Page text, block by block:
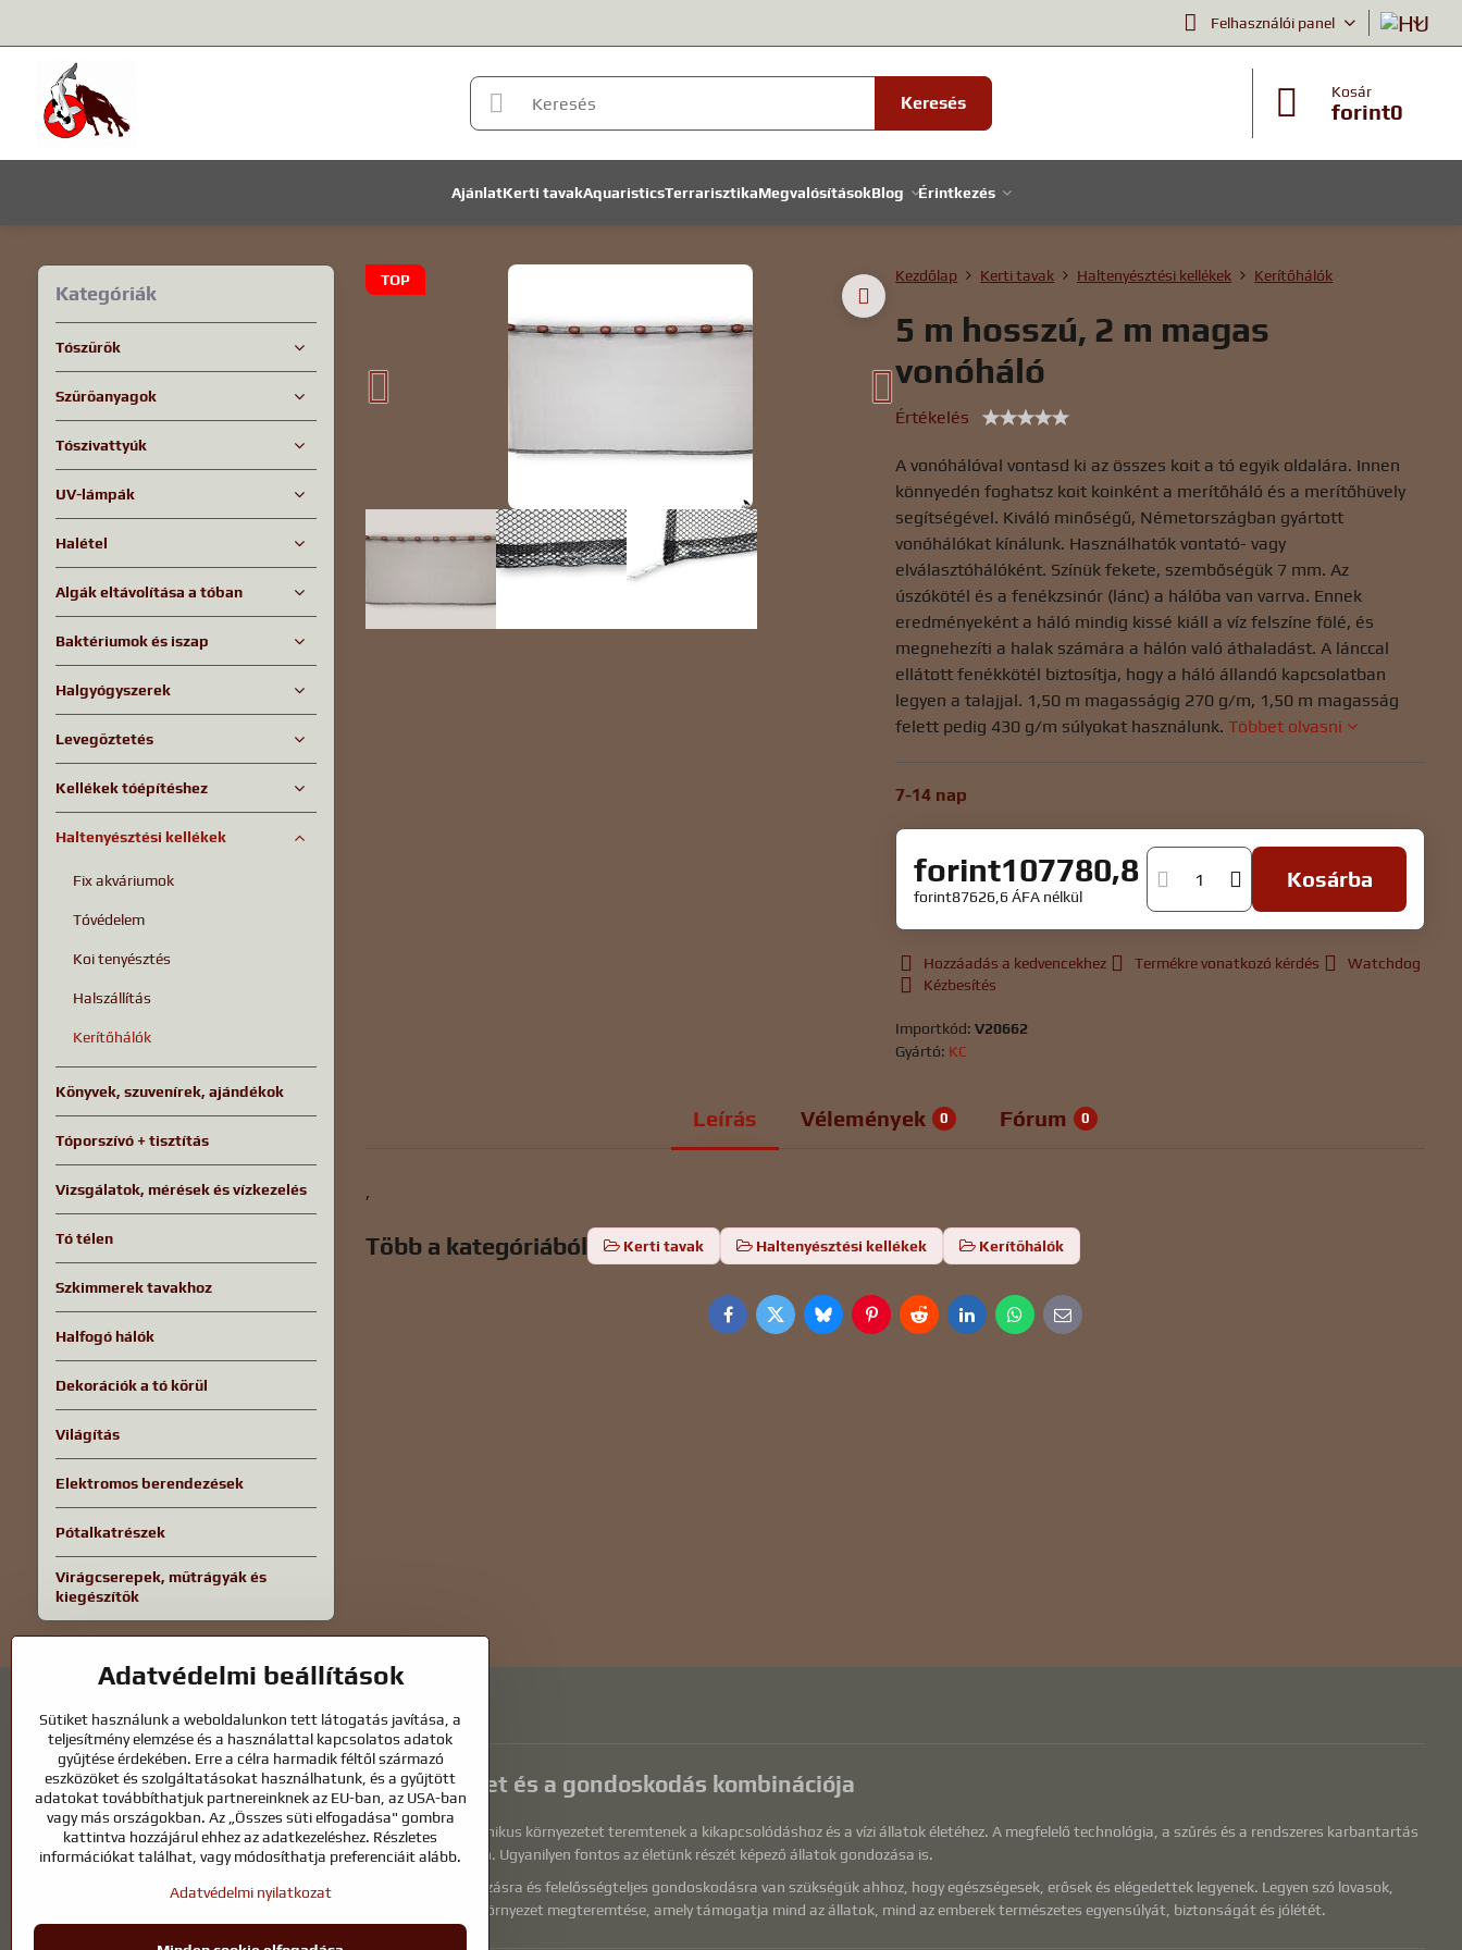
Felhasználói panel
Keresés
Kosár
forint0
AjánlatKerti tavakAquaristicsTerrarisztikaMegvalósításokBlog Érintkezés
TOP Kezdőlap Kerti tavak Haltenyésztési kellékek Kerítőhálók
5 m hosszú, 2 m magas
vonóháló
Értékelés
A vonóhálóval vontasd ki az összes koit a tó egyik oldalára. Innen
könnyedén foghatsz koit koinként a merítőháló és a merítőhüvely
segítségével. Kiváló minőségű, Németországban gyártott
vonóhálókat kínálunk. Használhatók vontató- vagy
elválasztóhálóként. Színük fekete, szembőségük 7 mm. Az
úszókötél és a fenékzsinór (lánc) a hálóba van varrva. Ennek
eredményeként a háló mindig kissé kiáll a víz felszíne fölé, és
megnehezíti a halak számára a hálón való áthaladást. A lánccal
ellátott fenékkötél biztosítja, hogy a háló állandó kapcsolatban
legyen a talajjal. 1,50 m magasságig 270 g/m, 1,50 m magasság
felett pedig 430 g/m súlyokat használunk.Többet olvasni
7-14 nap
forint107780,8
forint87626,6ÁFA nélkül
Kosárba
Hozzáadás a kedvencekhez Termékre vonatkozó kérdés
Watchdog
Kézbesítés
Importkód:V20662
Gyártó: KC
Leírás Vélemények 0 Fórum 0
,
Több a kategóriából Kerti tavak Haltenyésztési kellékek Kerítőhálók
FacebookTwitterBlueskyPinterestRedditLinkedInWhatsApp
E-
mail
Kategóriák
Tószűrők
Szűrőanyagok
Tószivattyúk
UV-lámpák
Halétel
Algák eltávolítása a tóban
Baktériumok és iszap
Halgyógyszerek
Levegőztetés
Kellékek tóépítéshez
Haltenyésztési kellékek
Fix akváriumok
Tóvédelem
Koi tenyésztés
Halszállítás
Kerítőhálók
Könyvek, szuvenírek, ajándékok
Tóporszívó + tisztítás
Vizsgálatok, mérések és vízkezelés
Tó télen
Szkimmerek tavakhoz
Halfogó hálók
Dekorációk a tó körül
Világítás
Elektromos berendezések
Pótalkatrészek
Virágcserepek, műtrágyák és
kiegészítők
Kerti tavak és lófelszerelések – a természet és a gondoskodás kombinációja
A kerti tavak gyönyörű kiegészítői bármilyen külső térnek, és harmonikus környezetet teremtenek a kikapcsolódáshoz és a vízi állatok életéhez. A megfelelő technológia, a szűrés és a rendszeres karbantartás
kulcsfontosságú a tiszta vízhez és az egészséges tóhoz egész évben. Ugyanilyen fontos az életünk részét képező állatok gondozása is.
A lovaknak kiváló minőségű lovaglófelszerelésre, megfelelő táplálkozásra és felelősségteljes gondoskodásra van szükségük ahhoz, hogy egészségesek, erősek és elégedettek legyenek. Legyen szó lovasok,
tenyésztők vagy természetkedvelők felszereléséről, a cél egy olyan környezet megteremtése, amely támogatja mind az állatok, mind az emberek természetes egyensúlyát, biztonságát és jólétét.
Adatvédelmi beállítások
Sütiket használunk a weboldalunkon tett látogatás javítása, a
teljesítmény elemzése és a használattal kapcsolatos adatok
gyűjtése érdekében. Erre a célra harmadik féltől származó
eszközöket és szolgáltatásokat használhatunk, és a gyűjtött
adatokat továbbíthatjuk partnereinknek az EU-ban, az USA-ban
vagy más országokban. Az „Összes süti elfogadása" gombra
kattintva hozzájárul ehhez az adatkezeléshez. Részletes
információkat találhat, vagy módosíthatja preferenciáit alább.
Adatvédelmi nyilatkozat